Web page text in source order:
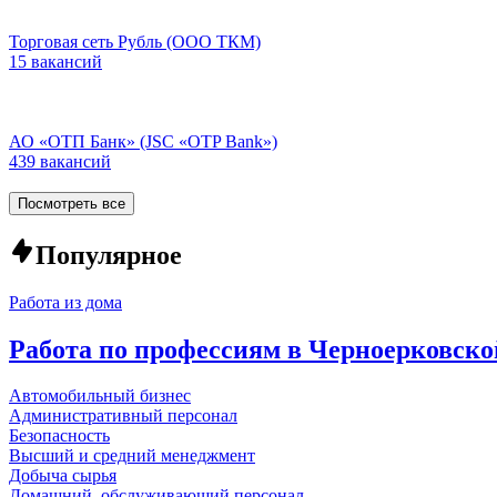
Торговая сеть Рубль (ООО ТКМ)
15 вакансий
АО «ОТП Банк» (JSC «OTP Bank»)
439 вакансий
Посмотреть все
Популярное
Работа из дома
Работа по профессиям в
Автомобильный бизнес
Административный персонал
Безопасность
Высший и средний менеджмент
Добыча сырья